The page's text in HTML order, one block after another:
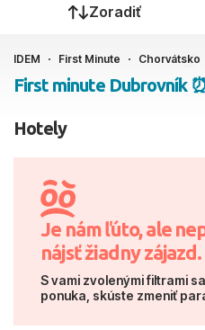
Kedy cestujete?
Ako cestujete?
2 dospelí, 0 deti
Zoradiť
IDEM First Minute Chorvátsko
First minute Dubrovník
Hotely
Je nám ľúto, ale
nájsť žiadny zájazd.
S vami zvolenými filtrami
ponuka, skúste zmeniť